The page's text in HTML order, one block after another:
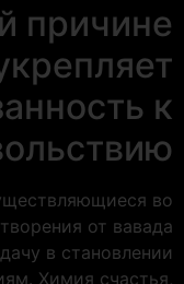
причине
к
во
от вавада
в становлении
Химия счастья,